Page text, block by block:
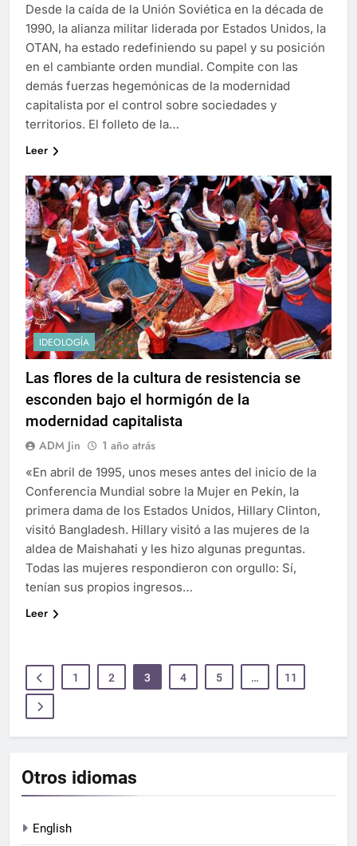
Desde la caída de la Unión Soviética en la década de
1990, la alianza militar liderada por Estados Unidos, la
OTAN, ha estado redefiniendo su papel y su posición
en el cambiante orden mundial. Compite con las
demás fuerzas hegemónicas de la modernidad
capitalista por el control sobre sociedades y
territorios. El folleto de la…
Leer
IDEOLOGÍA
Las flores de la cultura de resistencia se
esconden bajo el hormigón de la
modernidad capitalista
ADM Jin 1 año atrás
«En abril de 1995, unos meses antes del inicio de la
Conferencia Mundial sobre la Mujer en Pekín, la
primera dama de los Estados Unidos, Hillary Clinton,
visitó Bangladesh. Hillary visitó a las mujeres de la
aldea de Maishahati y les hizo algunas preguntas.
Todas las mujeres respondieron con orgullo: Sí,
tenían sus propios ingresos…
Leer
1 2 3 4 5 … 11
Otros idiomas
English